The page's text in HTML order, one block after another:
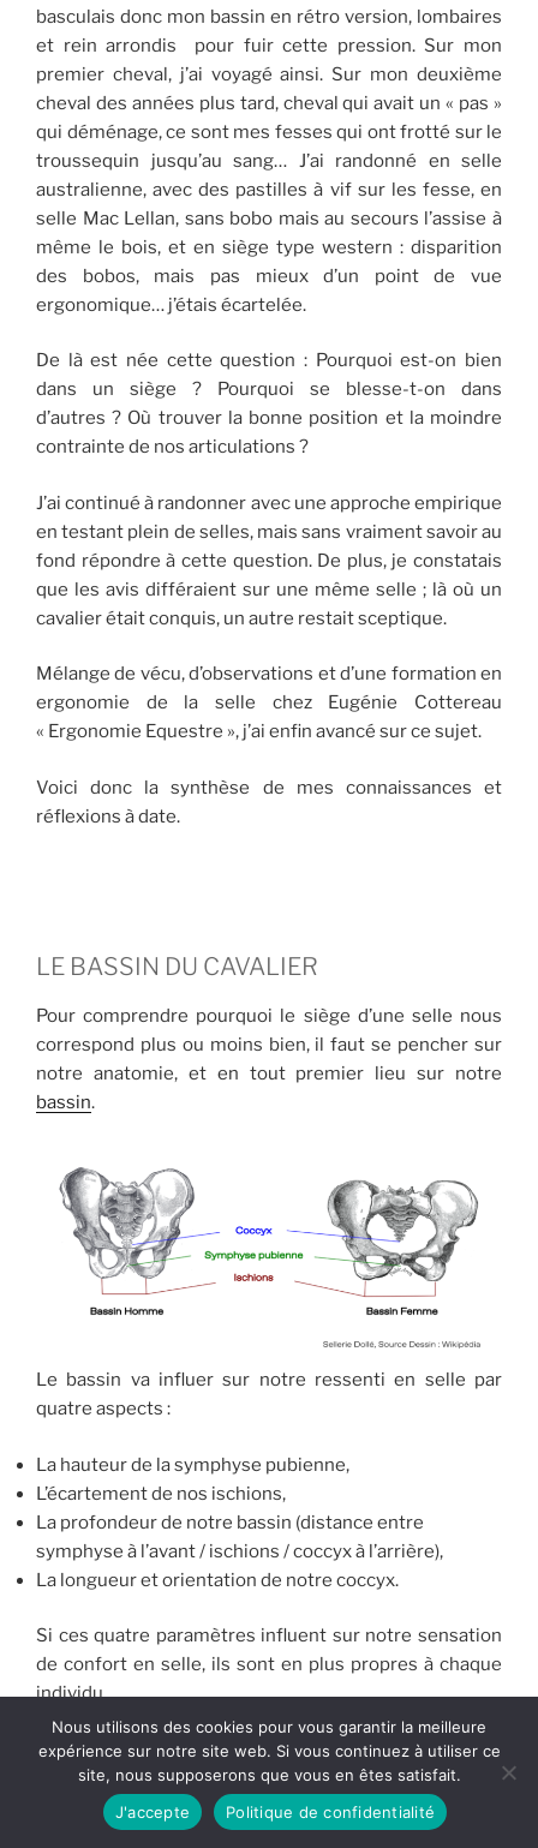
basculais donc mon bassin en rétro version, lombaires
et rein arrondis pour fuir cette pression. Sur mon
premier cheval, j’ai voyagé ainsi. Sur mon deuxième
cheval des années plus tard, cheval qui avait un « pas »
qui déménage, ce sont mes fesses qui ont frotté sur le
troussequin jusqu’au sang… J’ai randonné en selle
australienne, avec des pastilles à vif sur les fesse, en
selle Mac Lellan, sans bobo mais au secours l’assise à
même le bois, et en siège type western : disparition
des bobos, mais pas mieux d’un point de vue
ergonomique… j’étais écartelée.
De là est née cette question : Pourquoi est-on bien
dans un siège ? Pourquoi se blesse-t-on dans
d’autres ? Où trouver la bonne position et la moindre
contrainte de nos articulations ?
J’ai continué à randonner avec une approche empirique
en testant plein de selles, mais sans vraiment savoir au
fond répondre à cette question. De plus, je constatais
que les avis différaient sur une même selle ; là où un
cavalier était conquis, un autre restait sceptique.
Mélange de vécu, d’observations et d’une formation en
ergonomie de la selle chez Eugénie Cottereau
« Ergonomie Equestre », j’ai enfin avancé sur ce sujet.
Voici donc la synthèse de mes connaissances et
réflexions à date.
LE BASSIN DU CAVALIER
Pour comprendre pourquoi le siège d’une selle nous
correspond plus ou moins bien, il faut se pencher sur
notre anatomie, et en tout premier lieu sur notre
bassin.
Le bassin va influer sur notre ressenti en selle par
quatre aspects :
La hauteur de la symphyse pubienne,
L’écartement de nos ischions,
La profondeur de notre bassin (distance entre
symphyse à l’avant / ischions / coccyx à l’arrière),
La longueur et orientation de notre coccyx.
Si ces quatre paramètres influent sur notre sensation
de confort en selle, ils sont en plus propres à chaque
individu.
D’une part, il existe des différences spécifiques sur les
bassins homme – femme (cf. schéma ci-dessous), mais
de plus il y a des différences notoires de forme et taille
de bassin au sein même de chaque sexe.
Nous utilisons des cookies pour vous garantir la meilleure
expérience sur notre site web. Si vous continuez à utiliser ce
site, nous supposerons que vous en êtes satisfait.
J'accepte
Politique de confidentialité